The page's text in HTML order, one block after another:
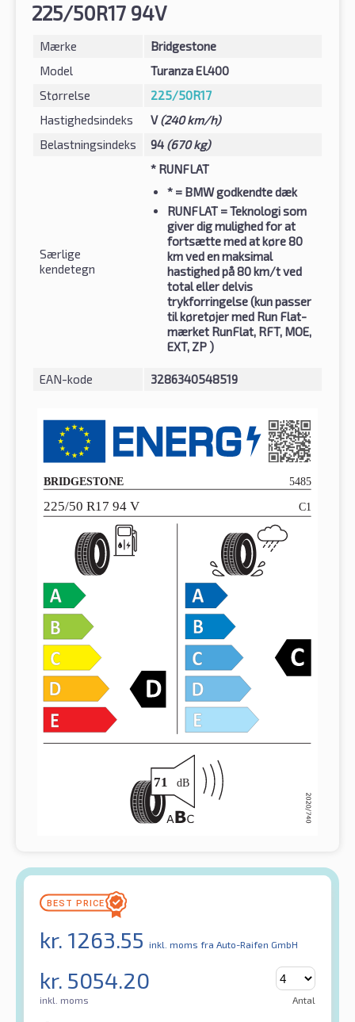
225/50R17 94V
Mærke
Bridgestone
Model
Turanza EL400
Størrelse
225/50R17
Hastighedsindeks
V(240 km/h)
Belastningsindeks
94 (670 kg)
Særlige
kendetegn
* RUNFLAT
* = BMW godkendte dæk
RUNFLAT = Teknologi som
giver dig mulighed for at
fortsætte med at køre 80
km ved en maksimal
hastighed på 80 km/t ved
total eller delvis
trykforringelse (kun passer
til køretøjer med Run Flat-
mærket RunFlat, RFT, MOE,
EXT, ZP )
EAN-kode 3286340548519
kr. 1263.55 inkl. moms fra Auto-Raifen GmbH
kr. 5054.20
inkl. moms Antal